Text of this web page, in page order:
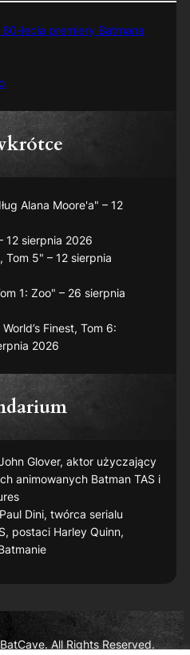
lecia premiery Batmana
Alana Moore'a" – 12
12 sierpnia 2026
Tom 5" – 12 sierpnia
1: Zoo" – 26 sierpnia
Finest, Tom 6:
2026
Glover, aktor użyczający
animowanych Batman TAS i
Dini, twórca serialu
, postaci Harley Quinn,
All Rights Reserved.